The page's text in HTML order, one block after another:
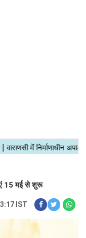
15 मई से शुरू
IST